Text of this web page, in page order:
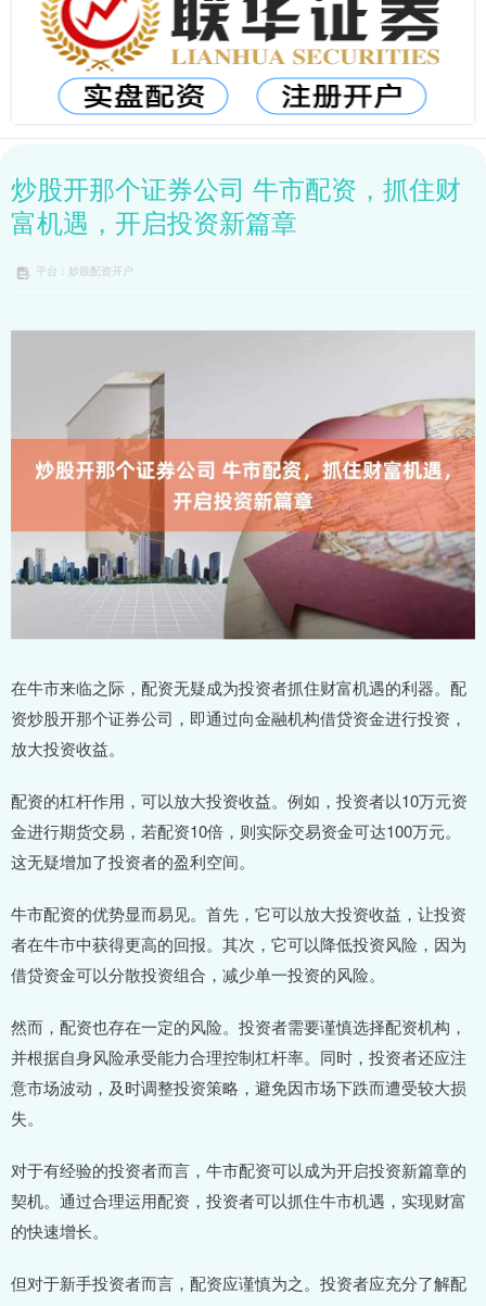
炒股开那个证券公司 牛市配资，抓住财
富机遇，开启投资新篇章
平台：炒股配资开户
在牛市来临之际，配资无疑成为投资者抓住财富机遇的利器。配
资炒股开那个证券公司，即通过向金融机构借贷资金进行投资，
放大投资收益。
配资的杠杆作用，可以放大投资收益。例如，投资者以10万元资
金进行期货交易，若配资10倍，则实际交易资金可达100万元。
这无疑增加了投资者的盈利空间。
牛市配资的优势显而易见。首先，它可以放大投资收益，让投资
者在牛市中获得更高的回报。其次，它可以降低投资风险，因为
借贷资金可以分散投资组合，减少单一投资的风险。
然而，配资也存在一定的风险。投资者需要谨慎选择配资机构，
并根据自身风险承受能力合理控制杠杆率。同时，投资者还应注
意市场波动，及时调整投资策略，避免因市场下跌而遭受较大损
失。
对于有经验的投资者而言，牛市配资可以成为开启投资新篇章的
契机。通过合理运用配资，投资者可以抓住牛市机遇，实现财富
的快速增长。
但对于新手投资者而言，配资应谨慎为之。投资者应充分了解配